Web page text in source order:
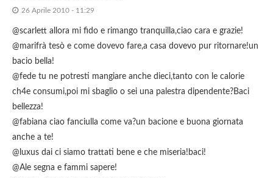
26 Aprile 2010 - 11:29
@scarlett allora mi fido e rimango tranquilla,ciao cara e grazie!
@marifrà tesò e come dovevo fare,a casa dovevo pur ritornare!un
bacio bella!
@fede tu ne potresti mangiare anche dieci,tanto con le calorie
ch4e consumi,poi mi sbaglio o sei una palestra dipendente?Baci
bellezza!
@fabiana ciao fanciulla come va?un bacione e buona giornata
anche a te!
@luxus dai ci siamo trattati bene e che miseria!baci!
@Ale segna e fammi sapere!